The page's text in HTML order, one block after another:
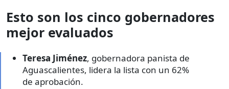
Esto son los cinco gobernadores
mejor evaluados
Teresa Jiménez, gobernadora panista de
Aguascalientes, lidera la lista con un 62%
de aprobación.